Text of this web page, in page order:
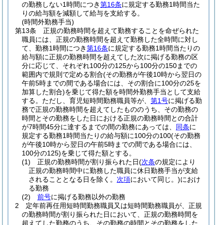
の勤務しない1時間につき第16条に規定する勤務1時間当た
りの給与額を減額して給与を支給する。
(時間外勤務手当)
第13条
正規の勤務時間を超えて勤務することを命ぜられた
職員には、正規の勤務時間を超えて勤務した全時間に対し
て、勤務1時間につき第16条に規定する勤務1時間当たりの
給与額に正規の勤務時間を超えてした次に掲げる勤務の区
分に応じて、それぞれ100分の125から100分の150までの
範囲内で規則で定める割合(その勤務が午後10時から翌日の
午前5時までの間である場合には、その割合に100分の25を
加算した割合)を乗じて得た額を時間外勤務手当として支給
する。 ただし、育児短時間勤務職員等が、 第1号に掲げる勤
務で正規の勤務時間を超えてしたもののうち、その勤務の
時間とその勤務をした日における正規の勤務時間との合計
が7時間45分に達するまでの間の勤務にあっては、 同条に
規定する勤務1時間当たりの給与額に100分の100(その勤務
が午後10時から翌日の午前5時までの間である場合には、
100分の125)を乗じて得た額とする。
(1)
正規の勤務時間が割り振られた日(次条の規定により
正規の勤務時間中に勤務した職員に休日勤務手当が支給
されることとなる日を除く。 次項において同じ。)におけ
る勤務
(2)
前号に掲げる勤務以外の勤務
2
定年前再任用短時間勤務職員又は短時間勤務職員が、正規
の勤務時間が割り振られた日において、正規の勤務時間を
超えてした勤務のうち、その勤務の時間とその勤務をした